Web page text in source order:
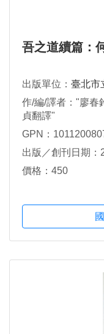
吾之道續篇：
出版單位： 臺北市
作/編/譯者："廖春
貞翻譯"
GPN：
出版／創刊日期：
價格：450